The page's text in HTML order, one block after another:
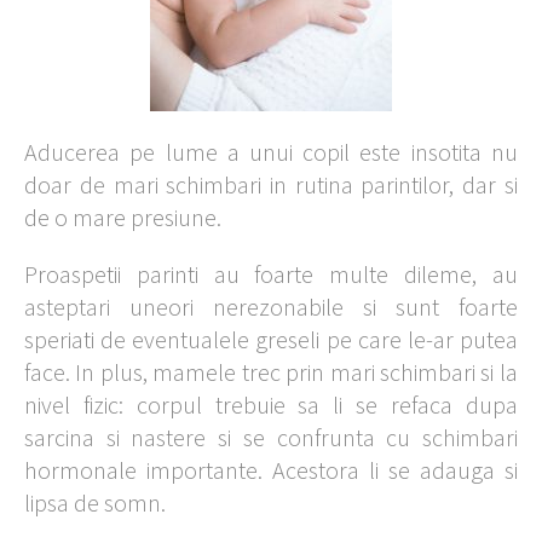
Aducerea pe lume a unui copil este insotita nu
doar de mari schimbari in rutina parintilor, dar si
de o mare presiune.
Proaspetii parinti au foarte multe dileme, au
asteptari uneori nerezonabile si sunt foarte
speriati de eventualele greseli pe care le-ar putea
face. In plus, mamele trec prin mari schimbari si la
nivel fizic: corpul trebuie sa li se refaca dupa
sarcina si nastere si se confrunta cu schimbari
hormonale importante. Acestora li se adauga si
lipsa de somn.